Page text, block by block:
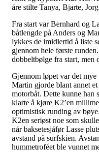
åre stilte Tanya, Bjarte,
Fra start var Bernhard og
båtlengde på Anders og
lykkes de imidlertid å liste
gjennom hele første
dobbeltbølge fra start, men
Gjennom løpet var det
Martin gjorde blant annet
motorbåt. Dette kunne han
klarte å kjøre K2’en
optimistisk runding av
K2en seriøst noe som
når baksetesjåfør Lasse
avstand på surfskien.
hummetroféet ble vunnet